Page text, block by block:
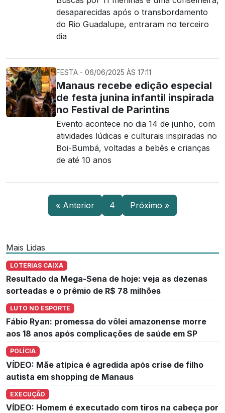
desaparecidas após o transbordamento
do Rio Guadalupe, entraram no terceiro
dia
FESTA - 06/06/2025 ÀS 17:11
Manaus recebe edição especial
de festa junina infantil inspirada
no Festival de Parintins
Evento acontece no dia 14 de junho, com
atividades lúdicas e culturais inspiradas no
Boi-Bumbá, voltadas a bebês e crianças
de até 10 anos
« Anterior 4 Próximo »
Mais Lidas
LOTERIAS CAIXA
Resultado da Mega-Sena de hoje: veja as dezenas
sorteadas e o prêmio de R$ 78 milhões
LUTO NO ESPORTE
Fábio Ryan: promessa do vôlei amazonense morre
aos 18 anos após complicações de saúde em SP
POLÍCIA
VÍDEO: Mãe atípica é agredida após crise de filho
autista em shopping de Manaus
EXECUÇÃO
VÍDEO: Homem é executado com tiros na cabeça por